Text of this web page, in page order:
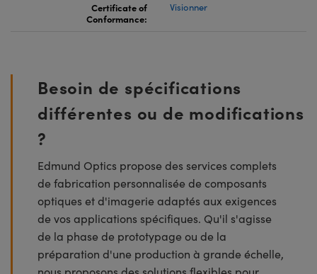
Certificate of
Conformance:
Visionner
Besoin de spécifications
différentes ou de modifications
?
Edmund Optics propose des services complets
de fabrication personnalisée de composants
optiques et d'imagerie adaptés aux exigences
de vos applications spécifiques. Qu'il s'agisse
de la phase de prototypage ou de la
préparation d'une production à grande échelle,